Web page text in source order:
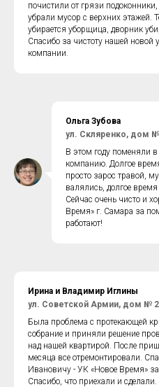
почистили от грязи
убрали мусор с верхних этажей.
убирается уборщица, дворник
Спасибо за чистоту нашей
компании.
Ольга Зубова
ул. Скляренко, дом
В этом году поменяли
компанию. Долгое
просто зарос травой,
валялись, долгое
Сейчас очень чисто и
Время» г. Самара за
работают!
Ирина и Владимир Иглины
ул. Советской Армии, дом №
Была проблема с протекающей
собрание и приняли решение
над нашей квартирой. После
месяца все отремонтировали.
Ивановичу - УК «Новое Время»
Спасибо, что приехали и сделали.